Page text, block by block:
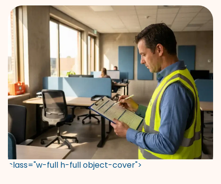
class="w-full h-full object-cover">